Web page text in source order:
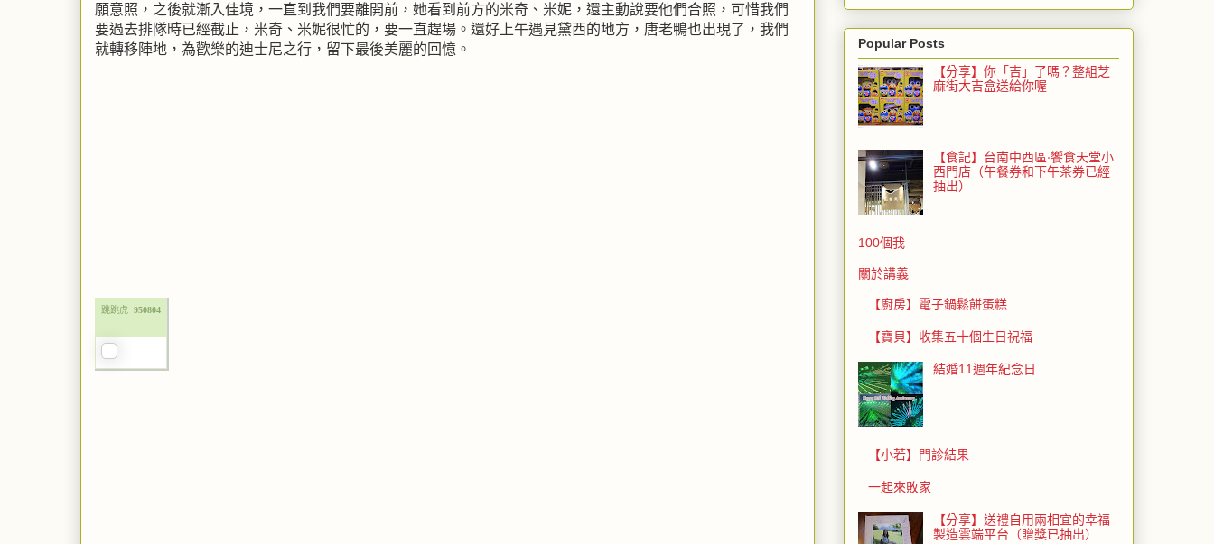
願意照，之後就漸入佳境，一直到我們要離開前，她看到前方的米奇、米妮，還主動說要他們合照，可惜我們
要過去排隊時已經截止，米奇、米妮很忙的，要一直趕場。還好上午遇見黛西的地方，唐老鴨也出現了，我們
就轉移陣地，為歡樂的迪士尼之行，留下最後美麗的回憶。
跳跳虎 950804
Popular Posts
【分享】你「吉」了嗎？整組芝
麻街大吉盒送給你喔
【食記】台南中西區‧饗食天堂小
西門店（午餐券和下午茶券已經
抽出）
100個我
關於講義
【廚房】電子鍋鬆餅蛋糕
【寶貝】收集五十個生日祝福
結婚11週年紀念日
【小若】門診結果
一起來敗家
【分享】送禮自用兩相宜的幸福
製造雲端平台（贈獎已抽出）